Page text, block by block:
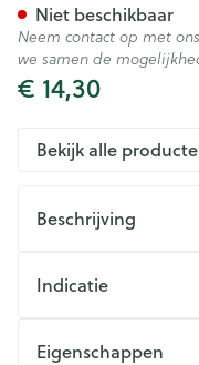
€ 14,30
Niet beschikbaar
Neem contact op met
we samen de
Bekijk alle
Beschrijving
Indicatie
Eigenschappen